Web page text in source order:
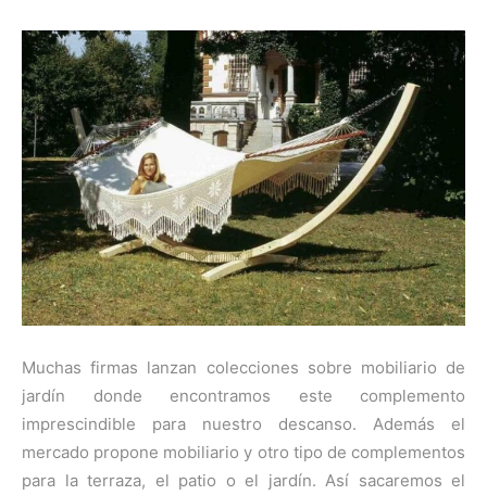
Muchas firmas lanzan colecciones sobre mobiliario de
jardín donde encontramos este complemento
imprescindible para nuestro descanso. Además el
mercado propone mobiliario y otro tipo de complementos
para la terraza, el patio o el jardín. Así sacaremos el